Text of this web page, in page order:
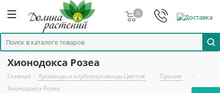
0
Хионодокса Розеа
Главная - Луковицы и клубнелуковицы Цветов - Прочие
-
Хионодокса Розеа